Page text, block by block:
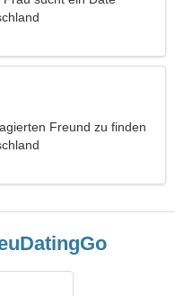
Freund zu finden